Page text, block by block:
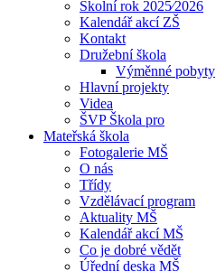
Školní rok 2025⁄2026
Kalendář akcí ZŠ
Kontakt
Družební škola
Výměnné pobyty
Hlavní projekty
Videa
ŠVP Škola pro
Mateřská škola
Fotogalerie MŠ
O nás
Třídy
Vzdělávací program
Aktuality MŠ
Kalendář akcí MŠ
Co je dobré vědět
Úřední deska MŠ